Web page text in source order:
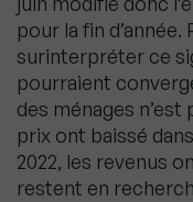
pour la fin
surinterpréter ce
pourraient
des ménages n’est
prix ont baissé
2022, les revenus
restent en